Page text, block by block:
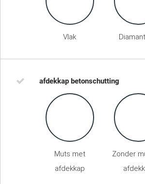
Vlak
afdekkap betonschutting
Muts met
afdekkap
Zonder